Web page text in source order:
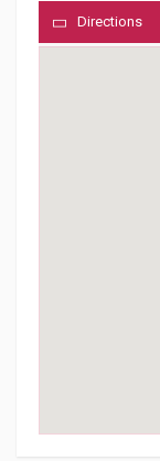
Directions